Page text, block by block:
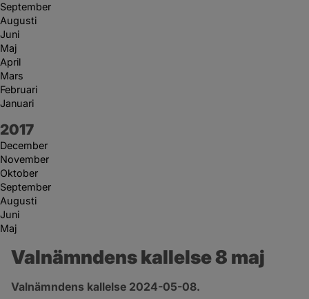
September
Augusti
Juni
Maj
April
Mars
Februari
Januari
År:
2017
December
November
Oktober
September
Augusti
Juni
Maj
Valnämndens kallelse 8 maj
Valnämndens kallelse 2024-05-08.